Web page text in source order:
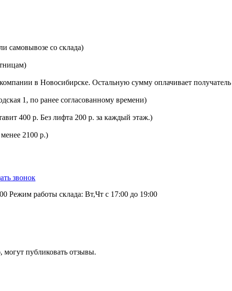
самовывозе со склада)
в Новосибирске. Остальную сумму оплачивает
1, по ранее согласованному времени)
400 р. Без лифта 200 р. за каждый этаж.)
2100 р.)
звонок
Режим работы склада: Вт,Чт с 17:00 до 19:00
могут публиковать отзывы.